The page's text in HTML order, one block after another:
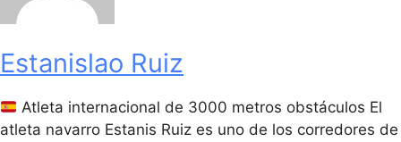
Estanislao Ruiz
Atleta internacional de 3000 metros obstáculos El
atleta navarro Estanis Ruiz es uno de los corredores de